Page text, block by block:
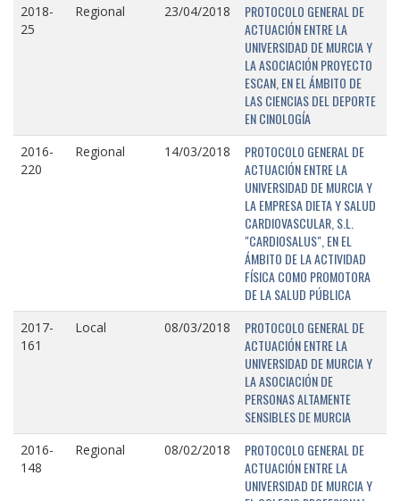
2018-
25
Regional 23/04/2018
PROTOCOLO GENERAL DE
ACTUACIÓN ENTRE LA
UNIVERSIDAD DE MURCIA Y
LA ASOCIACIÓN PROYECTO
ESCAN, EN EL ÁMBITO DE
LAS CIENCIAS DEL DEPORTE
EN CINOLOGÍA
2016-
220
Regional 14/03/2018
PROTOCOLO GENERAL DE
ACTUACIÓN ENTRE LA
UNIVERSIDAD DE MURCIA Y
LA EMPRESA DIETA Y SALUD
CARDIOVASCULAR, S.L.
"CARDIOSALUS", EN EL
ÁMBITO DE LA ACTIVIDAD
FÍSICA COMO PROMOTORA
DE LA SALUD PÚBLICA
2017-
161
Local 08/03/2018
PROTOCOLO GENERAL DE
ACTUACIÓN ENTRE LA
UNIVERSIDAD DE MURCIA Y
LA ASOCIACIÓN DE
PERSONAS ALTAMENTE
SENSIBLES DE MURCIA
2016-
148
Regional 08/02/2018
PROTOCOLO GENERAL DE
ACTUACIÓN ENTRE LA
UNIVERSIDAD DE MURCIA Y